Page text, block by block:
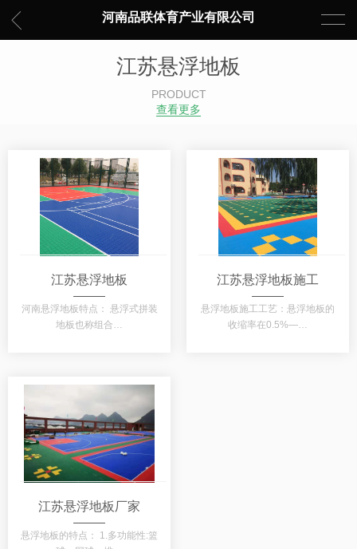
河南品联体育产业有限公司
江苏悬浮地板
PRODUCT
查看更多
江苏悬浮地板
河南悬浮地板特点： 悬浮式拼装
地板也称组合…
江苏悬浮地板施工
悬浮地板施工工艺：悬浮地板的
收缩率在0.5%—…
江苏悬浮地板厂家
悬浮地板的特点： 1.多功能性:篮